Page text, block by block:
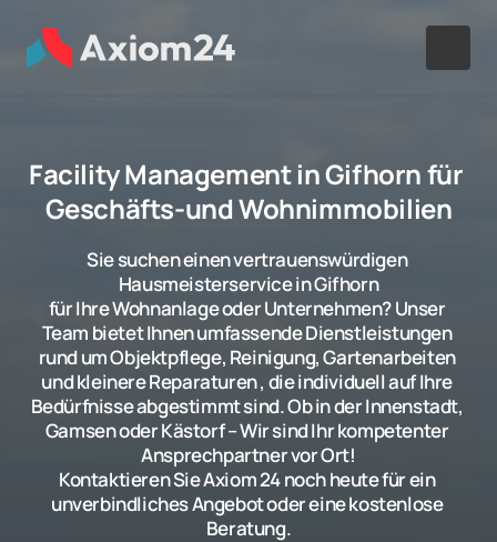
Facility Management in Gifhorn für
Geschäfts-und Wohnimmobilien
Sie suchen einen vertrauenswürdigen
Hausmeisterservice in Gifhorn
für Ihre Wohnanlage oder Unternehmen? Unser
Team bietet Ihnen umfassende Dienstleistungen
rund um Objektpflege, Reinigung, Gartenarbeiten
und kleinere Reparaturen , die individuell auf Ihre
Bedürfnisse abgestimmt sind. Ob in der Innenstadt,
Gamsen oder Kästorf – Wir sind Ihr kompetenter
Ansprechpartner vor Ort!
Kontaktieren Sie Axiom 24 noch heute für ein
unverbindliches Angebot oder eine kostenlose
Beratung.